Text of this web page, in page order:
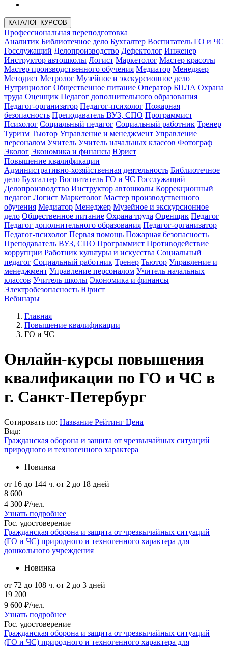
КАТАЛОГ КУРСОВ
Профессиональная переподготовка
Аналитик Библиотечное дело Бухгалтер Воспитатель ГО и ЧС
Госслужащий Делопроизводство Дефектолог Инженер
Инструктор автошколы Логист Маркетолог Мастер красоты
Мастер производственного обучения Медиатор Менеджер
Методист Метролог Музейное и экскурсионное дело
Нутрициолог Общественное питание Оператор БПЛА Охрана
труда Оценщик Педагог дополнительного образования
Педагог-организатор Педагог-психолог Пожарная
безопасность Преподаватель ВУЗ, СПО Программист
Психолог Социальный педагог Социальный работник Тренер
Туризм Тьютор Управление и менеджмент Управление
персоналом Учитель Учитель начальных классов Фотограф
Эколог Экономика и финансы Юрист
Повышение квалификации
Административно-хозяйственная деятельность Библиотечное
дело Бухгалтер Воспитатель ГО и ЧС Госслужащий
Делопроизводство Инструктор автошколы Коррекционный
педагог Логист Маркетолог Мастер производственного
обучения Медиатор Менеджер Музейное и экскурсионное
дело Общественное питание Охрана труда Оценщик Педагог
Педагог дополнительного образования Педагог-организатор
Педагог-психолог Первая помощь Пожарная безопасность
Преподаватель ВУЗ, СПО Программист Противодействие
коррупции Работник культуры и искусства Социальный
педагог Социальный работник Тренер Тьютор Управление и
менеджмент Управление персоналом Учитель начальных
классов Учитель школы Экономика и финансы
Электробезопасность Юрист
Вебинары
Главная
Повышение квалификации
ГО и ЧС
Онлайн-курсы повышения
квалификации по ГО и ЧС в
г. Санкт-Петербург
Сотировать по: Название Рейтинг Цена
Вид:
Гражданская оборона и защита от чрезвычайных ситуаций
природного и техногенного характера
Новинка
от 16 до 144 ч. от 2 до 18 дней
8 600
4 300 ₽/чел.
Узнать подробнее
Гос. удостоверение
Гражданская оборона и защита от чрезвычайных ситуаций
(ГО и ЧС) природного и техногенного характера для
дошкольного учреждения
Новинка
от 72 до 108 ч. от 2 до 3 дней
19 200
9 600 ₽/чел.
Узнать подробнее
Гос. удостоверение
Гражданская оборона и защита от чрезвычайных ситуаций
(ГО и ЧС) природного и техногенного характера для